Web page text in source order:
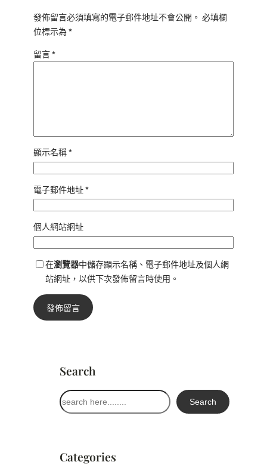
發佈留言必須填寫的電子郵件地址不會公開。 必填欄
位標示為*
留言*
顯示名稱*
電子郵件地址*
個人網站網址
在瀏覽器中儲存顯示名稱、電子郵件地址及個人網
站網址，以供下次發佈留言時使用。
Search
搜
尋
Search
Categories